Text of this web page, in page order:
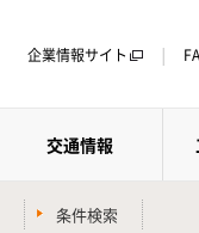
企業情報サイト
交通情報
条件検索